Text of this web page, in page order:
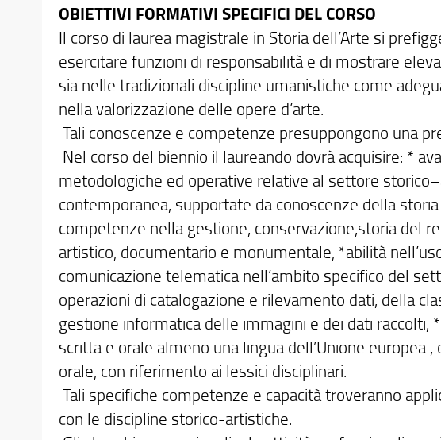
OBIETTIVI FORMATIVI SPECIFICI DEL CORSO
Il corso di laurea magistrale in Storia dell’Arte si
esercitare funzioni di responsabilità e di mostrare
sia nelle tradizionali discipline umanistiche come
nella valorizzazione delle opere d’arte.
Tali conoscenze e competenze presuppongono una
Nel corso del biennio il laureando dovrà acquisire: *
metodologiche ed operative relative al settore
contemporanea, supportate da conoscenze della
competenze nella gestione, conservazione,storia del
artistico, documentario e monumentale, *abilità
comunicazione telematica nell’ambito specifico del
operazioni di catalogazione e rilevamento dati, della
gestione informatica delle immagini e dei dati
scritta e orale almeno una lingua dell’Unione europea
orale, con riferimento ai lessici disciplinari.
Tali specifiche competenze e capacità troveranno
con le discipline storico-artistiche.